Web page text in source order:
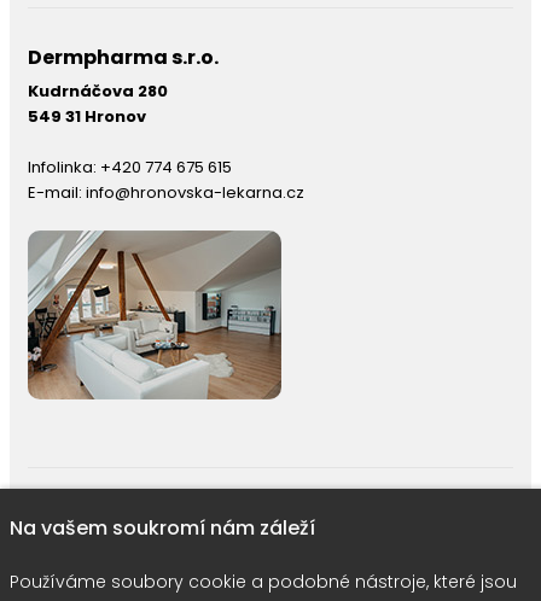
Dermpharma s.r.o.
Kudrnáčova 280
549 31 Hronov
Infolinka: +420 774 675 615
E-mail: info@hronovska-lekarna.cz
Používáme soubory cookie
Na vašem soukromí nám záleží
Používáme soubory cookie a podobné nástroje, které jsou